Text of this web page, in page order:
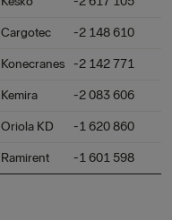
Cargotec -2 148 610
Konecranes -2 142 771
Kemira -2 083 606
Oriola KD -1 620 860
Ramirent -1 601 598